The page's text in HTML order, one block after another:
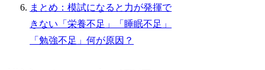
まとめ：模試になると力が発揮で
きない「栄養不足」「睡眠不足」
「勉強不足」何が原因？